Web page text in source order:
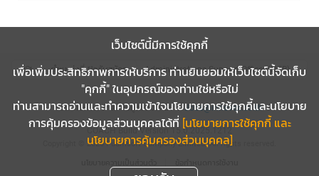
ตำแหน่งที่เปิดรับสมัคร Administrations Support Officer (NEB)
ร่วมงานกับเรา? ส่งข้อมูลของท่านมาที่Jobs@innovex.co.th
COACH Build Version 15.0.2025.1212
Copyright © 2026 Puumsoft Company Limited.All rights reserved.
เว็บไซต์นี้มีการใช้คุกกี้
เพื่อเพิ่มประสิทธิภาพการให้บริการ ท่านยินยอมให้เว็บไซต์นี้จัดเก็บ
"คุกกี้" ในอุปกรณ์ของท่านใช่หรือไม่
ท่านสามารถอ่านและทำความเข้าใจนโยบายการใช้คุกคี้และนโยบาย
การคุ้มครองข้อมูลส่วนบุคคลได้ที่ [นโยบายการใช้คุกกี้ และ
นโยบายการคุ้มครองส่วนบุคคล]